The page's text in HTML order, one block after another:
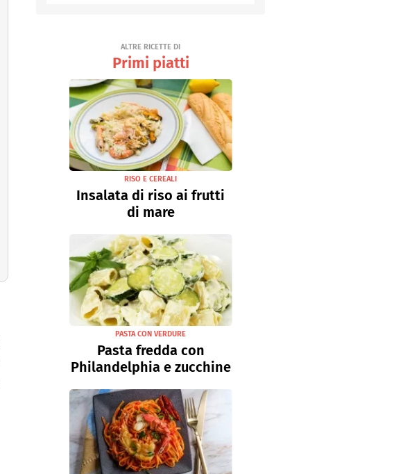
ALTRE RICETTE DI
Primi piatti
RISO E CEREALI
Insalata di riso ai frutti
di mare
PASTA CON VERDURE
Pasta fredda con
Philandelphia e zucchine